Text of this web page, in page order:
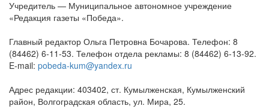
Учредитель — Муниципальное автономное учреждение
«Редакция газеты «Победа».
Главный редактор Ольга Петровна Бочарова. Телефон: 8
(84462) 6-11-53. Телефон отдела рекламы: 8 (84462) 6-13-92.
E-mail: pobeda-kum@yandex.ru
Адрес редакции: 403402, ст. Кумылженская, Кумылженский
район, Волгоградская область, ул. Мира, 25.